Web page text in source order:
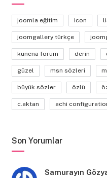
joomla eğitim icon
joomgallery türkçe
kunena forum derin
güzel msn sözleri
büyük sözler özlü
c.aktan achi
Son Yorumlar
Samurayın